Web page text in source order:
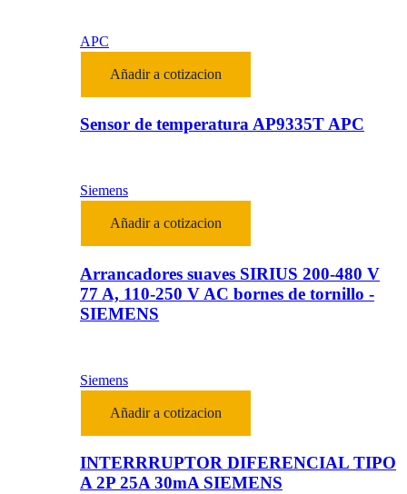
APC
Añadir a cotizacion
Sensor de temperatura AP9335T APC
Siemens
Añadir a cotizacion
Arrancadores suaves SIRIUS 200-480 V
77 A, 110-250 V AC bornes de tornillo -
SIEMENS
Siemens
Añadir a cotizacion
INTERRRUPTOR DIFERENCIAL TIPO
A 2P 25A 30mA SIEMENS